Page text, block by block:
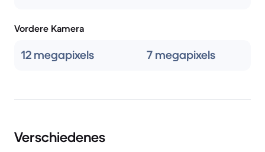
Vordere Kamera
12 megapixels 7 megapixels
Verschiedenes